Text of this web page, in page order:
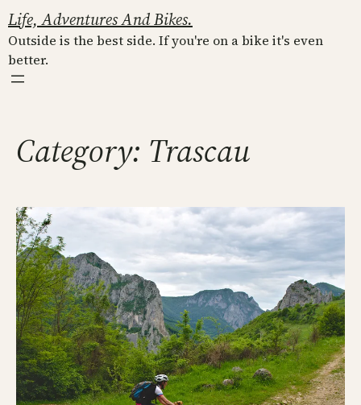
Skip
to
content
Life, Adventures And Bikes.
Outside is the best side. If you're on a bike it's even
better.
Category: Trascau